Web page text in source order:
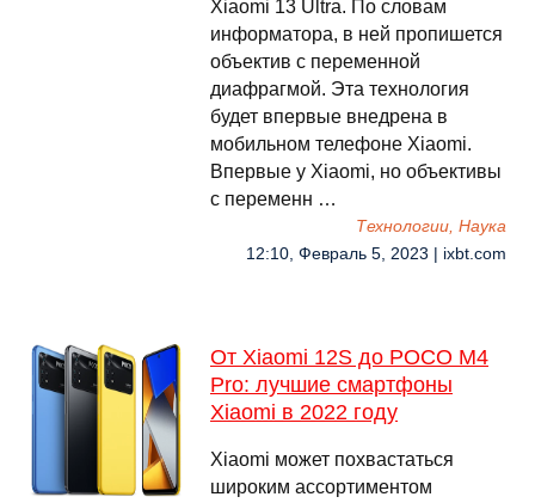
Xiaomi 13 Ultra. По словам
информатора, в ней пропишется
объектив с переменной
диафрагмой. Эта технология
будет впервые внедрена в
мобильном телефоне Xiaomi.
Впервые у Xiaomi, но объективы
с переменн …
Технологии, Наука
12:10, Февраль 5, 2023 | ixbt.com
От Xiaomi 12S до POCO M4
Pro: лучшие смартфоны
Xiaomi в 2022 году
Xiaomi может похвастаться
широким ассортиментом